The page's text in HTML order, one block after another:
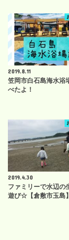
2019.8.11
笠岡市白石島海水浴
べたよ！
2019.4.30
ファミリーで水辺の
遊び☆【倉敷市玉島】